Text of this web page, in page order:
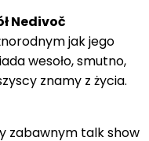
Nedivoč
jak jego
wesoło, smutno,
znamy z życia.
zabawnym talk show